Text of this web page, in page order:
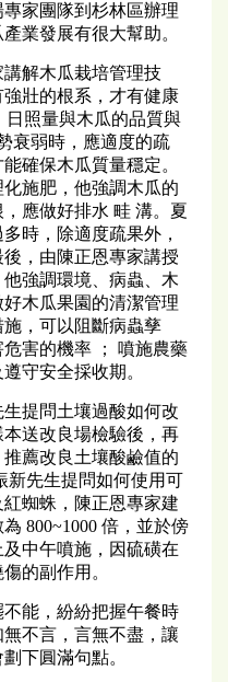
家團隊到杉林區辦理
業發展有很大幫助。
解木瓜栽培管理技
壯的根系，才有健康
日照量與木瓜的品質與
衰弱時，應適度的疏
確保木瓜質量穩定。
施肥，他強調木瓜的
應做好排水 畦 溝。夏
時，除適度疏果外，
，由陳正恩專家講授
強調環境、病蟲、木
木瓜果園的清潔管理
，可以阻斷病蟲孳
害的機率 ； 噴施農藥
守安全採收期。
提問土壤過酸如何改
送改良場檢驗後，再
薦改良土壤酸鹼值的
新先生提問如何使用可
蜘蛛，陳正恩專家建
800~1000 倍，並於傍
中午噴施，因硫磺在
的副作用。
能，紛紛把握午餐時
不言，言無不盡，讓
下圓滿句點。